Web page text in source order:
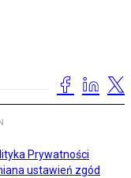
Prywatności
ustawień zgód